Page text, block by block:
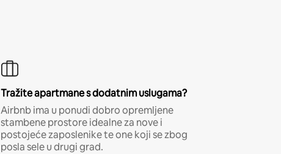
Tražite apartmane s dodatnim uslugama?
Airbnb ima u ponudi dobro opremljene
stambene prostore idealne za nove i
postojeće zaposlenike te one koji se zbog
posla sele u drugi grad.